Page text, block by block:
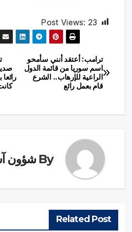
Post Views: 23
تصفّح
المقالات
ترامب: أعتقد أنني سأمحو
اسم سوريا من قائمة الدول
الراعية للإرهاب.. الشرع
قام بعمل رائع
By شؤون
Related Post